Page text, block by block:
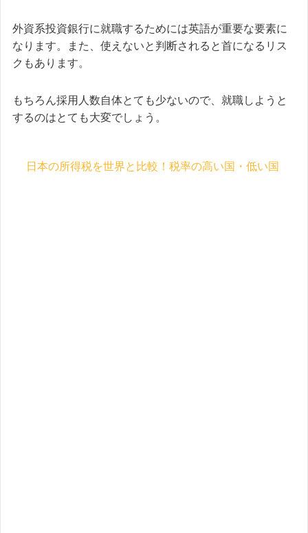
外資系投資銀行に就職するためには英語が重要な要素に
なります。また、使えないと判断されると首になるリス
クもあります。
もちろん採用人数自体とても少ないので、就職しようと
するのはとても大変でしょう。
日本の所得税を世界と比較！税率の高い国・低い国